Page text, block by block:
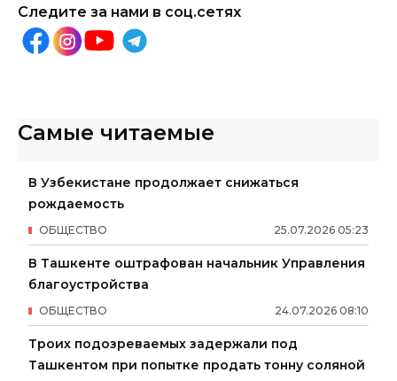
Следите за нами в соц.сетях
Самые читаемые
В Узбекистане продолжает снижаться
рождаемость
25.07.2026 05:23
ОБЩЕСТВО
В Ташкенте оштрафован начальник Управления
благоустройства
24.07.2026 08:10
ОБЩЕСТВО
Троих подозреваемых задержали под
Ташкентом при попытке продать тонну соляной